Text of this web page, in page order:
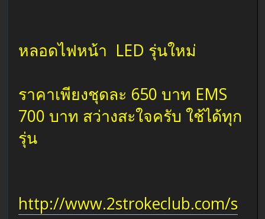
หลอดไฟหน้า LED รุ่นใหม่
ราคาเพียงชุดละ 650 บาท EMS
700 บาท สว่างสะใจครับ ใช้ได้ทุก
รุ่น
http://www.2strokeclub.com/s